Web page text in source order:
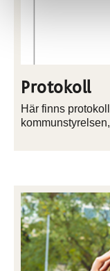
Protokoll
Här finns